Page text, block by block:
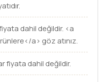
dahil değildir. <a
a> göz atınız.
fiyata dahil değildir.